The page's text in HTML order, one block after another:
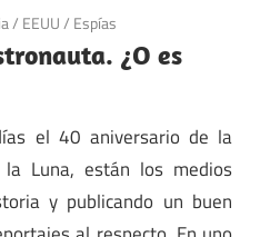
/ EEUU/ Espías
¿O es
el 40 aniversario de la
Luna, están los medios
y publicando un buen